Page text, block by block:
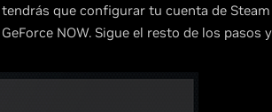
que configurar tu cuenta de
NOW. Sigue el resto de los pasos